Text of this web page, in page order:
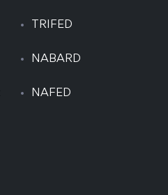
TRIFED
NABARD
NAFED